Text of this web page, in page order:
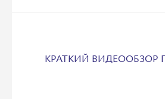
КРАТКИЙ